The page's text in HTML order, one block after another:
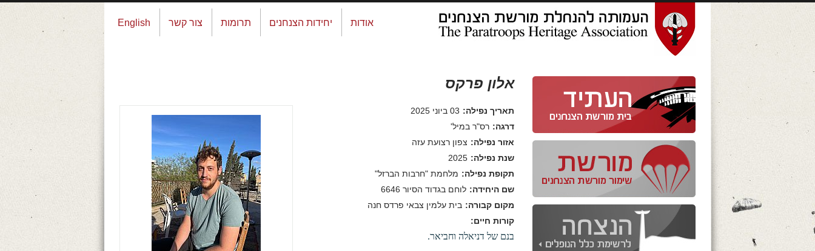
אודות יחידות הצנחנים תרומות צור קשר English
אלון פרקס
תאריך נפילה: 03 ביוני 2025
דרגה: רס"ר במיל'
אזור נפילה: צפון רצועת עזה
שנת נפילה: 2025
תקופת נפילה: מלחמת "חרבות הברזל"
שם היחידה: לוחם בגדוד הסיור 6646
מקום קבורה: בית עלמין צבאי פרדס חנה
קורות חיים:
בנם של דניאלה וחביאר.